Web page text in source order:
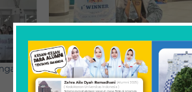
Duet Siswa Smamda Surabaya
Sabet Juara 1 Podcast Fikomweek